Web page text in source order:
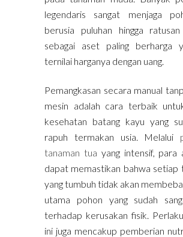
legendaris sangat menjaga
berusia puluhan hingga
sebagai aset paling berharga
ternilai harganya dengan uang.
Pemangkasan secara manual
mesin adalah cara terbaik
kesehatan batang kayu yang
rapuh termakan usia. Melalui
tanaman tua yang intensif, para
dapat memastikan bahwa setiap
yang tumbuh tidak akan
utama pohon yang sudah
terhadap kerusakan fisik.
ini juga mencakup pemberian